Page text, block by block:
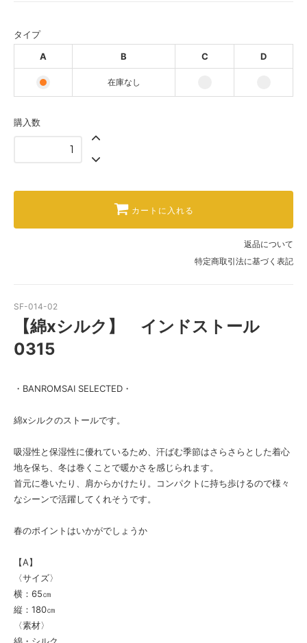
C
D
タイプ
A
B C D
在庫なし
購入数
カートに入れる
返品について
特定商取引法に基づく表記
SF-014-02
【綿xシルク】 インドストール
0315
・BANROMSAI SELECTED・
綿xシルクのストールです。
吸湿性と保湿性に優れているため、汗ばむ季節はさらさらとした着心
地を保ち、冬は巻くことで暖かさを感じられます。
首元に巻いたり、肩からかけたり。コンパクトに持ち歩けるので様々
なシーンで活躍してくれそうです。
春のポイントはいかがでしょうか
【A】
〈サイズ〉
横：65㎝
縦：180㎝
〈素材〉
綿・シルク